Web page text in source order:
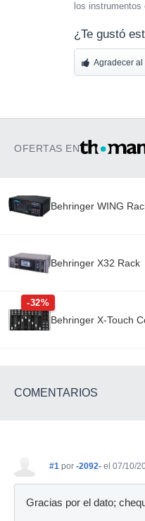
los
¿Te gustó
Agradecer al
OFERTAS EN
Behringer WING
Behringer X32 Rack
-32%
Behringer X-Touch
COMENTARIOS
#1 por -2092- el 07/10/
Gracias por el dato;